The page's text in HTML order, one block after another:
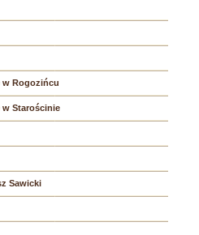
w Rogozińcu
w Starościnie
Sawicki